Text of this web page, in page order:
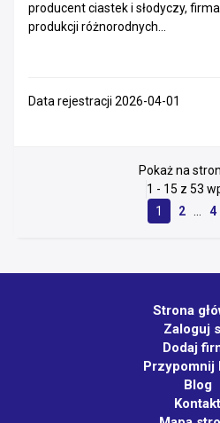
producent ciastek i słodyczy,
produkcji różnorodnych...
Data rejestracji 2026-04-01
Pokaż na
1 - 15 z 53
1
2 4
Strona
Zaloguj
Dodaj
Przypomnij
Blog
Kontakt